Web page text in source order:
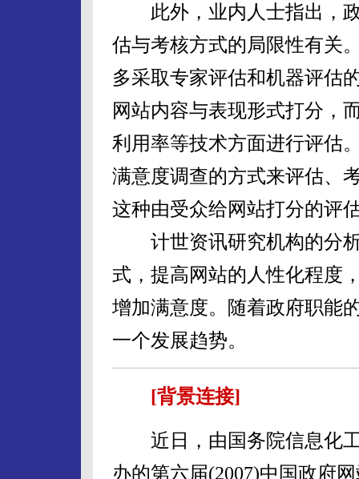
此外，业内人士指出，政
估与考核方式的局限性有关
多采取专家评估和机器评估
网站内容与表现形式打分，
利用率等技术方面进行评估
满意度调查的方式来评估、
这种由受众给网站打分的评
计世资讯研究机构的分析
式，提高网站的人性化程度
增加满意度。随着政府职能
一个发展趋势。
[背景连接]
近日，由国务院信息化工
办的第六届(2007)中国政府